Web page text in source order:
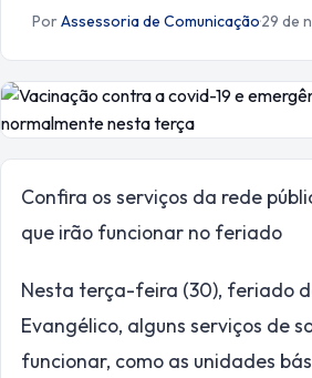
PorAssessoria de Comunicação·29 de
Confira os serviços da rede
que irão funcionar no feriado
Nesta terça-feira (30), feriado
Evangélico, alguns serviços de
funcionar, como as unidades